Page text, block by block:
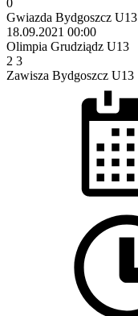
0
Gwiazda Bydgoszcz U13
18.09.2021 00:00
Olimpia Grudziądz U13
2 3
Zawisza Bydgoszcz U13